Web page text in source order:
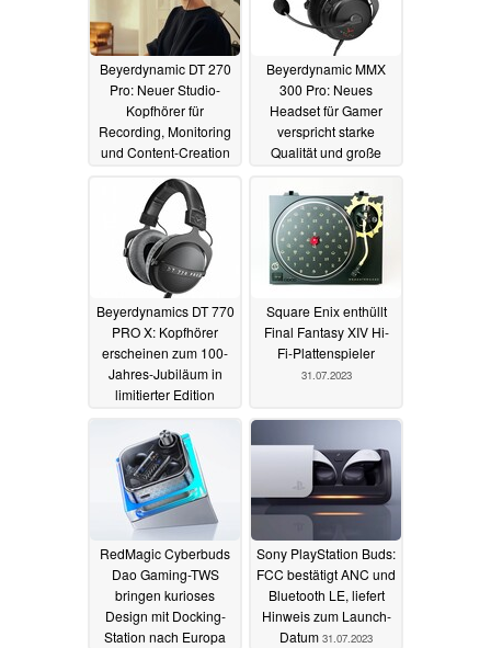
Beyerdynamic DT 270
Pro: Neuer Studio-
Kopfhörer für
Recording, Monitoring
und Content-Creation
17.10.2025
Beyerdynamic MMX
300 Pro: Neues
Headset für Gamer
verspricht starke
Qualität und große
Beyerdynamics DT 770
PRO X: Kopfhörer
erscheinen zum 100-
Jahres-Jubiläum in
limitierter Edition
Square Enix enthüllt
Final Fantasy XIV Hi-
Fi-Plattenspieler
31.07.2023
RedMagic Cyberbuds
Dao Gaming-TWS
bringen kurioses
Design mit Docking-
Station nach Europa
Sony PlayStation Buds:
FCC bestätigt ANC und
Bluetooth LE, liefert
Hinweis zum Launch-
Datum 31.07.2023